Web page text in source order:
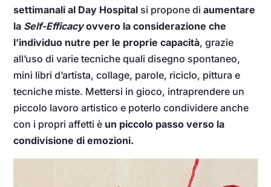
settimanali al Day Hospital si propone diaumentare
la Self-Efficacyovvero la considerazione che
l’individuo nutre per le proprie capacità, grazie
all’uso di varie tecniche quali disegno spontaneo,
mini libri d’artista, collage, parole, riciclo, pittura e
tecniche miste. Mettersi in gioco, intraprendere un
piccolo lavoro artistico e poterlo condividere anche
con i propri affetti è un piccolo passo verso la
condivisione di emozioni.